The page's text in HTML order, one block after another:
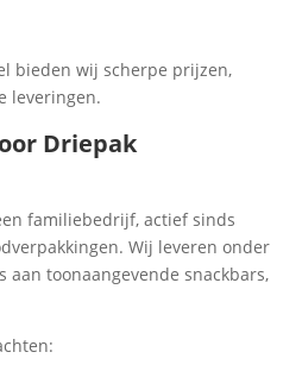
bieden wij scherpe prijzen,
leveringen.
Driepak
familiebedrijf, actief sinds
Wij leveren onder
toonaangevende snackbars,